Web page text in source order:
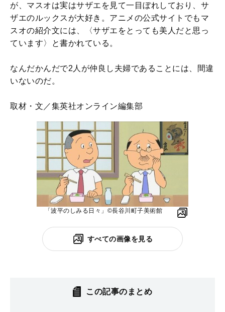
が、マスオは実はサザエを見て一目ぼれしており、サ
ザエのルックスが大好き。アニメの公式サイトでもマ
スオの紹介文には、〈サザエをとっても美人だと思っ
ています〉と書かれている。
なんだかんだで2人が仲良し夫婦であることには、間違
いないのだ。
取材・文／集英社オンライン編集部
「波平のしみる日々」©︎長谷川町子美術館
すべての画像を見る
この記事のまとめ